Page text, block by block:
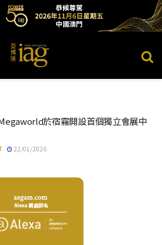
於宿霧開設首個獨立會展中
22/01/2026